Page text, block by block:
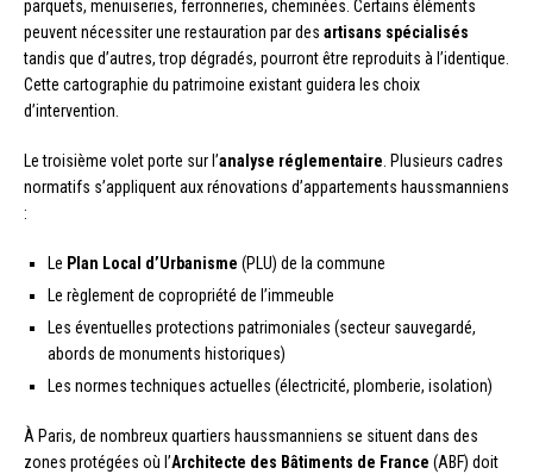
parquets, menuiseries, ferronneries, cheminées. Certains éléments
peuvent nécessiter une restauration par des artisans spécialisés
tandis que d’autres, trop dégradés, pourront être reproduits à l’identique.
Cette cartographie du patrimoine existant guidera les choix
d’intervention.
Le troisième volet porte sur l’analyse réglementaire . Plusieurs cadres
normatifs s’appliquent aux rénovations d’appartements haussmanniens
:
Le Plan Local d’Urbanisme (PLU) de la commune
Le règlement de copropriété de l’immeuble
Les éventuelles protections patrimoniales (secteur sauvegardé,
abords de monuments historiques)
Les normes techniques actuelles (électricité, plomberie, isolation)
À Paris, de nombreux quartiers haussmanniens se situent dans des
zones protégées où l’Architecte des Bâtiments de France (ABF) doit